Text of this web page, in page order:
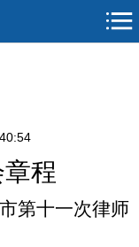
程
第十一次律师